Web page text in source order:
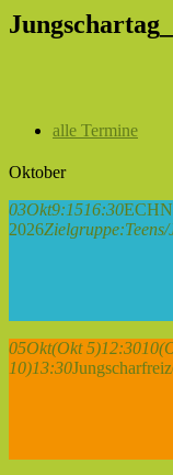
alle Termine
Oktober
03Okt9:1516:30ECHN
2026Zielgruppe:
05Okt(Okt 5)12:3010
10)13:30